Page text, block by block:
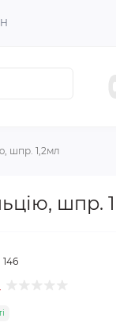
шпр. 1,2мл
шпр.
146